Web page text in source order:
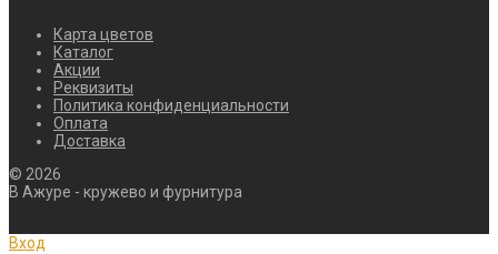
Карта цветов
Каталог
Акции
Реквизиты
Политика конфиденциальности
Оплата
Доставка
© 2026
В Ажуре - кружево и фурнитура
Вход